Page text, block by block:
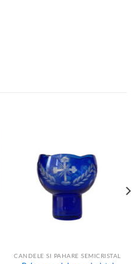
CANDELE SI PAHARE SEMICRISTAL